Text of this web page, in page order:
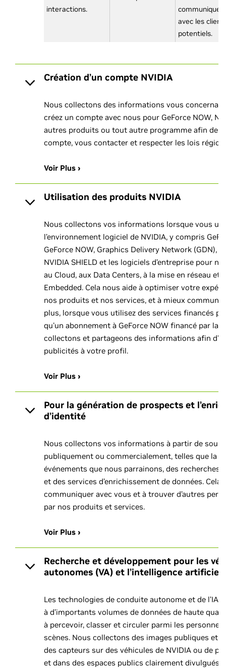
interactions.
communiquer
avec les
potentiels.
Création d’un compte NVIDIA
Nous collectons des informations vous
créez un compte avec nous pour GeForce NOW,
autres produits ou tout autre programme afin de
compte, vous contacter et respecter les lois
Voir Plus ›
Utilisation des produits NVIDIA
Nous collectons vos informations lorsque vous
l’environnement logiciel de NVIDIA, y compris
GeForce NOW, Graphics Delivery Network (GDN),
NVIDIA SHIELD et les logiciels d’entreprise pour
au Cloud, aux Data Centers, à la mise en réseau et
Embedded. Cela nous aide à optimiser votre
nos produits et nos services, et à mieux
plus, lorsque vous utilisez des services financés
qu'un abonnement à GeForce NOW financé par la
collectons et partageons des informations afin
publicités à votre profil.
Voir Plus ›
Pour la génération de prospects et
d’identité
Nous collectons vos informations à partir de
publiquement ou commercialement, telles que la
événements que nous parrainons, des recherches
et des services d’enrichissement de données. Cela
communiquer avec vous et à trouver d’autres
par nos produits et services.
Voir Plus ›
Recherche et développement pour les
autonomes (VA) et l’intelligence
Les technologies de conduite autonome et de l’IA
à d’importants volumes de données de haute
à percevoir, classer et circuler parmi les
scènes. Nous collectons des images publiques et
des capteurs sur des véhicules de NVIDIA ou de
et dans des espaces publics clairement divulgués,